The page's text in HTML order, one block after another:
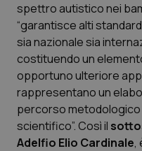
Lettere al direttore
Edizioni Regionali
QS Pro
Professionisti
spettro autistico nei
“garantisce alti
sia nazionale sia
costituendo un
opportuno ulteriore
rappresentano un
percorso
scientifico”. Così il
Adelfio Elio Cardinale,